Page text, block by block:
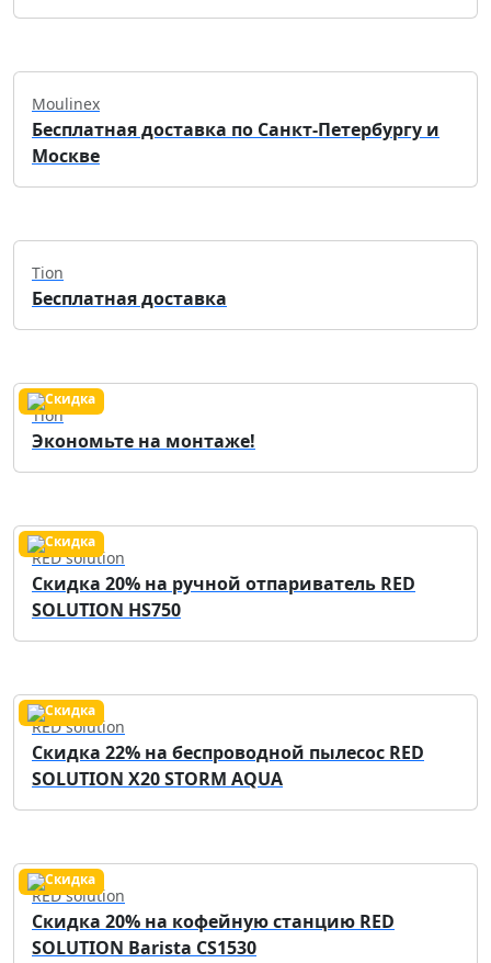
Moulinex
Бесплатная доставка по Санкт-Петербургу и
Москве
Tion
Бесплатная доставка
Tion
Экономьте на монтаже!
RED solution
Скидка 20% на ручной отпариватель RED
SOLUTION HS750
RED solution
Скидка 22% на беспроводной пылесос RED
SOLUTION X20 STORM AQUA
RED solution
Скидка 20% на кофейную станцию RED
SOLUTION Barista CS1530